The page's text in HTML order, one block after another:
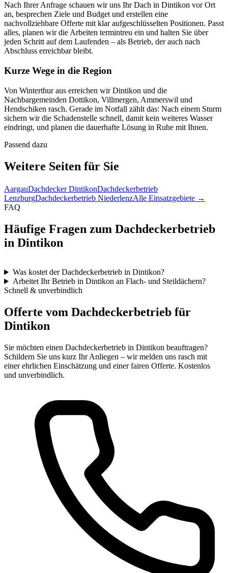
Nach Ihrer Anfrage schauen wir uns Ihr Dach in Dintikon vor Ort
an, besprechen Ziele und Budget und erstellen eine
nachvollziehbare Offerte mit klar aufgeschlüsselten Positionen. Passt
alles, planen wir die Arbeiten termintreu ein und halten Sie über
jeden Schritt auf dem Laufenden – als Betrieb, der auch nach
Abschluss erreichbar bleibt.
Kurze Wege in die Region
Von Winterthur aus erreichen wir Dintikon und die
Nachbargemeinden Dottikon, Villmergen, Ammerswil und
Hendschiken rasch. Gerade im Notfall zählt das: Nach einem Sturm
sichern wir die Schadenstelle schnell, damit kein weiteres Wasser
eindringt, und planen die dauerhafte Lösung in Ruhe mit Ihnen.
Passend dazu
Weitere Seiten für Sie
AargauDachdecker DintikonDachdeckerbetrieb
LenzburgDachdeckerbetrieb NiederlenzAlle Einsatzgebiete →
FAQ
Häufige Fragen zum Dachdeckerbetrieb
in Dintikon
Was kostet der Dachdeckerbetrieb in Dintikon?
Arbeitet Ihr Betrieb in Dintikon an Flach- und Steildächern?
Schnell & unverbindlich
Offerte vom Dachdeckerbetrieb für
Dintikon
Sie möchten einen Dachdeckerbetrieb in Dintikon beauftragen?
Schildern Sie uns kurz Ihr Anliegen – wir melden uns rasch mit
einer ehrlichen Einschätzung und einer fairen Offerte. Kostenlos
und unverbindlich.